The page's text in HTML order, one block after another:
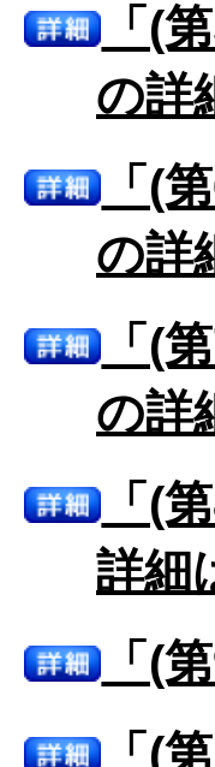
「(
の詳
「(
の詳
「(
の詳
「(
詳細
「(
「(